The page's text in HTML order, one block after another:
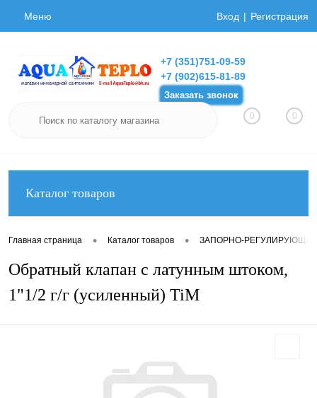
Меню Вход Регистрация
+7 (351)751-09-59
+7 (902)615-81-89
Заказать звонок
0 0
Каталог товаров
Главная страница • Каталог товаров • ЗАПОРНО-
Обратный клапан с латунным штоком,
1"1/2 г/г (усиленный) TiM